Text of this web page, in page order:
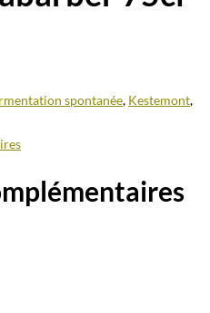
spontanée, Kestemont,